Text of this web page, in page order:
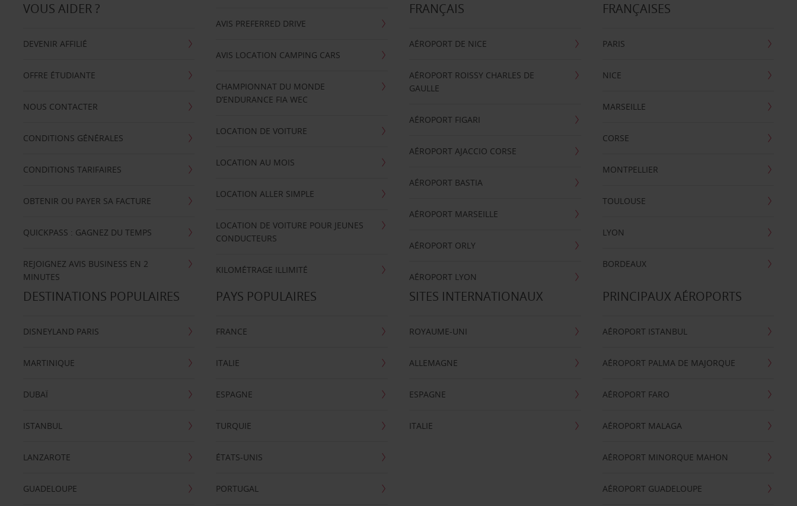
VOUS AIDER ?
DEVENIR AFFILIÉ
OFFRE ÉTUDIANTE
NOUS CONTACTER
CONDITIONS GÉNÉRALES
CONDITIONS TARIFAIRES
OBTENIR OU PAYER SA FACTURE
QUICKPASS : GAGNEZ DU TEMPS
REJOIGNEZ AVIS BUSINESS EN 2
MINUTES
AVIS PREFERRED DRIVE
AVIS LOCATION CAMPING CARS
CHAMPIONNAT DU MONDE
D’ENDURANCE FIA WEC
LOCATION DE VOITURE
LOCATION AU MOIS
LOCATION ALLER SIMPLE
LOCATION DE VOITURE POUR JEUNES
CONDUCTEURS
KILOMÉTRAGE ILLIMITÉ
FRANÇAIS
AÉROPORT DE NICE
AÉROPORT ROISSY CHARLES DE
GAULLE
AÉROPORT FIGARI
AÉROPORT AJACCIO CORSE
AÉROPORT BASTIA
AÉROPORT MARSEILLE
AÉROPORT ORLY
AÉROPORT LYON
FRANÇAISES
PARIS
NICE
MARSEILLE
CORSE
MONTPELLIER
TOULOUSE
LYON
BORDEAUX
DESTINATIONS POPULAIRES
DISNEYLAND PARIS
MARTINIQUE
DUBAÏ
ISTANBUL
LANZAROTE
GUADELOUPE
PAYS POPULAIRES
FRANCE
ITALIE
ESPAGNE
TURQUIE
ÉTATS-UNIS
PORTUGAL
SITES INTERNATIONAUX
ROYAUME-UNI
ALLEMAGNE
ESPAGNE
ITALIE
PRINCIPAUX AÉROPORTS
AÉROPORT ISTANBUL
AÉROPORT PALMA DE MAJORQUE
AÉROPORT FARO
AÉROPORT MALAGA
AÉROPORT MINORQUE MAHON
AÉROPORT GUADELOUPE